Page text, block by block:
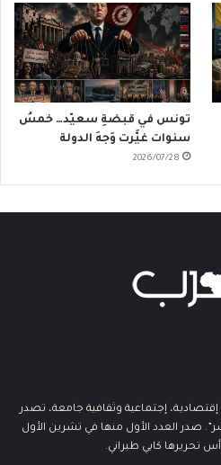
تونس في قبضةِ سعيّد… خمسُ
سنوات غيَّرت وَجهَ الدولة
2026/07/28
إجتماعية وثقافية جامعة، تصدر
صدر العدد الأول منها في تشرين الأول